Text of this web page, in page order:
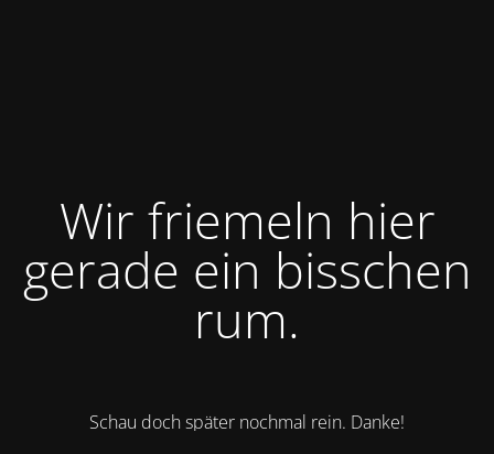
Wir friemeln hier
gerade ein bisschen
rum.
Schau doch später nochmal rein. Danke!